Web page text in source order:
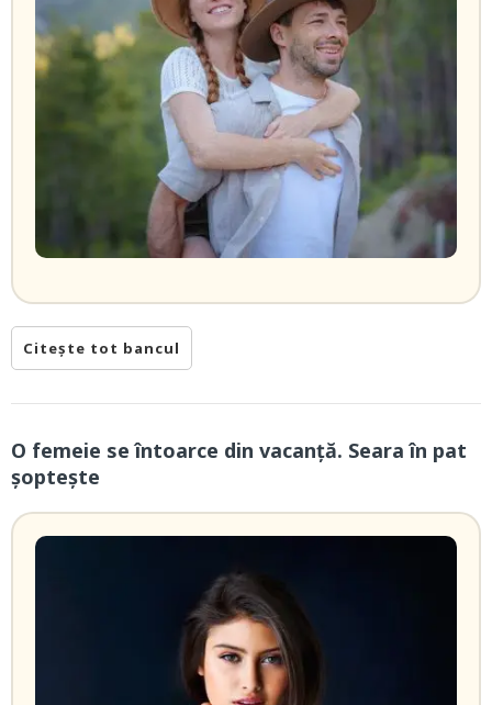
Citește tot bancul
O femeie se întoarce din vacanță. Seara în pat
șoptește